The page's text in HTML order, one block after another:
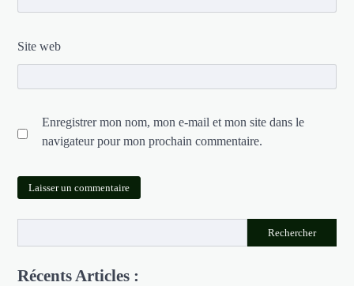
Site web
Enregistrer mon nom, mon e-mail et mon site dans le
navigateur pour mon prochain commentaire.
Rechercher
Récents Articles :